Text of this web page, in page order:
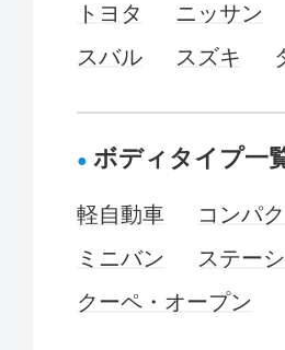
トヨタ ニッサン
スバル
スズキ
ボディタイプ一
軽自動車
コンパ
ミニバン
ステー
クーペ・オープン